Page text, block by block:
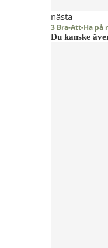
nästa
3 Bra-Att-Ha på
Du kanske